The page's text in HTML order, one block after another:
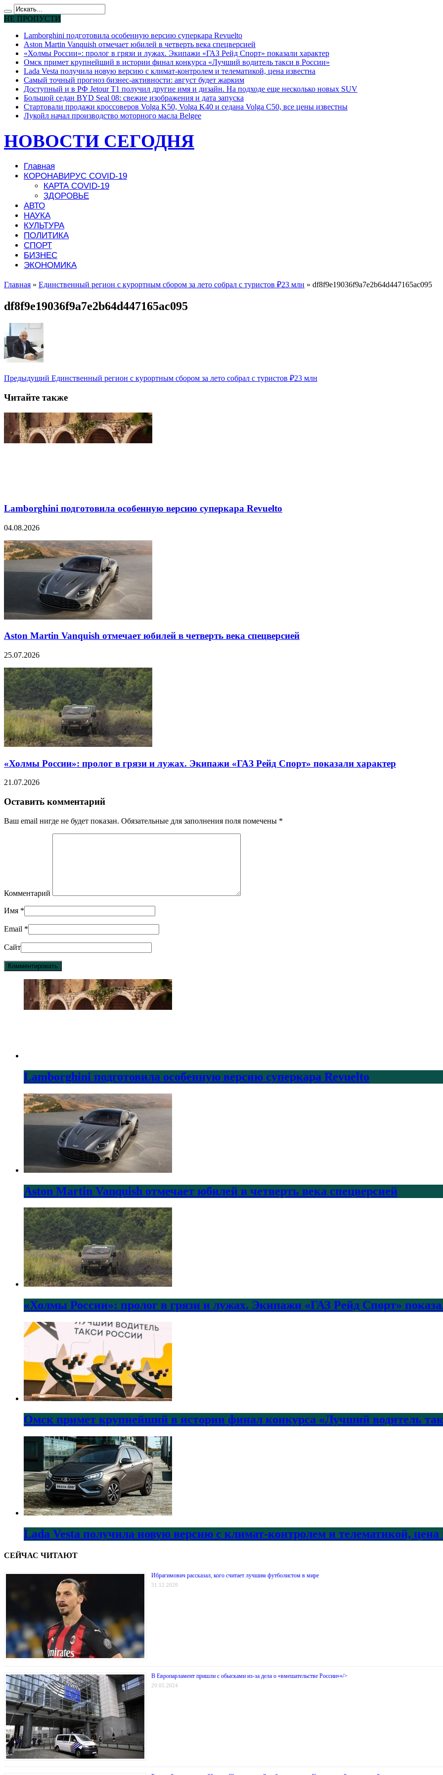
НЕ ПРОПУСТИ
Lamborghini подготовила особенную версию суперкара Revuelto
Aston Martin Vanquish отмечает юбилей в четверть века спецверсией
«Холмы России»: пролог в грязи и лужах. Экипажи «ГАЗ Рейд Спорт» показали характер
Омск примет крупнейший в истории финал конкурса «Лучший водитель такси в России»
Lada Vesta получила новую версию с климат-контролем и телематикой, цена известна
Самый точный прогноз бизнес-активности: август будет жарким
Доступный и в РФ Jetour T1 получил другие имя и дизайн. На подходе еще несколько новых SUV
Большой седан BYD Seal 08: свежие изображения и дата запуска
Стартовали продажи кроссоверов Volga K50, Volga K40 и седана Volga C50, все цены известны
Лукойл начал производство моторного масла Belgee
НОВОСТИ СЕГОДНЯ
Главная
КОРОНАВИРУС COVID-19
КАРТА COVID-19
ЗДОРОВЬЕ
АВТО
НАУКА
КУЛЬТУРА
ПОЛИТИКА
СПОРТ
БИЗНЕС
ЭКОНОМИКА
Главная » Единственный регион с курортным сбором за лето собрал с туристов ₽23 млн » df8f9e19036f9a7e2b64d447165ac095
df8f9e19036f9a7e2b64d447165ac095
Предыдущий Единственный регион с курортным сбором за лето собрал с туристов ₽23 млн
Читайте также
Lamborghini подготовила особенную версию суперкара Revuelto
04.08.2026
Aston Martin Vanquish отмечает юбилей в четверть века спецверсией
25.07.2026
«Холмы России»: пролог в грязи и лужах. Экипажи «ГАЗ Рейд Спорт» показали характер
21.07.2026
Оставить комментарий
Ваш email нигде не будет показан. Обязательные для заполнения поля помечены *
Комментарий
Имя *
Email *
Сайт
Lamborghini подготовила особенную версию суперкара Revuelto
Aston Martin Vanquish отмечает юбилей в четверть века спецверсией
«Холмы России»: пролог в грязи и лужах. Экипажи «ГАЗ Рейд Спорт»
Омск примет крупнейший в истории финал конкурса «Лучший водитель
Lada Vesta получила новую версию с климат-контролем и телематикой, цена
СЕЙЧАС ЧИТАЮТ
Ибрагимович рассказал, кого считает лучшим футболистом в мире
31.12.2020
В Европарламент пришли с обысками из-за дела о «вмешательстве России»»/>
29.05.2024